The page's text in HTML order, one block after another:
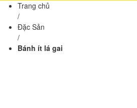
Trang chủ
/
Đặc Sản
/
Bánh ít lá gai